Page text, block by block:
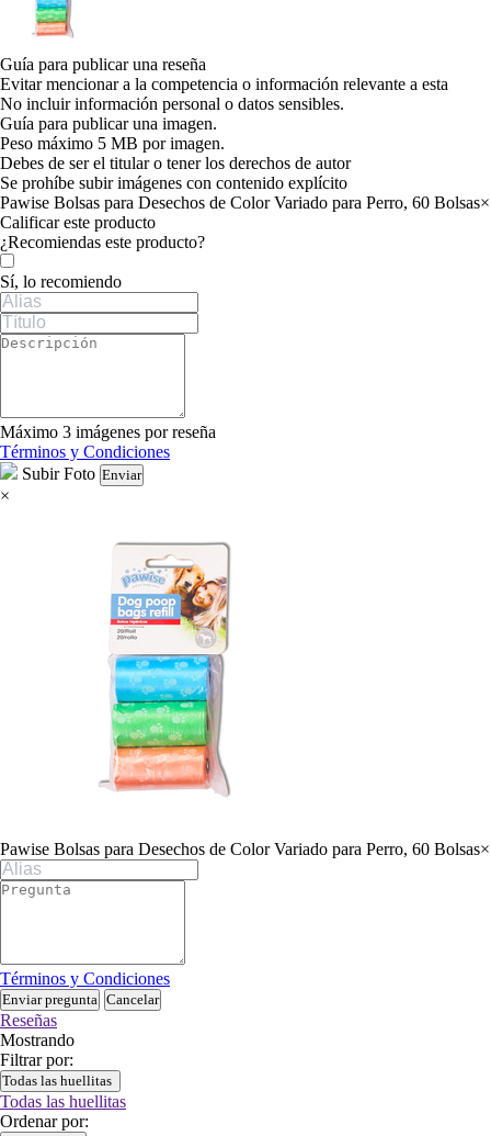
Guía para publicar una reseña
Evitar mencionar a la competencia o información relevante a esta
No incluir información personal o datos sensibles.
Guía para publicar una imagen.
Peso máximo 5 MB por imagen.
Debes de ser el titular o tener los derechos de autor
Se prohíbe subir imágenes con contenido explícito
Pawise Bolsas para Desechos de Color Variado para Perro, 60 Bolsas×
Calificar este producto
Tu valoración
¿Recomiendas este producto?
Sí, lo recomiendo
Máximo 3 imágenes por reseña
Términos y Condiciones
Subir Foto Enviar
×
Pawise Bolsas para Desechos de Color Variado para Perro, 60 Bolsas×
Términos y Condiciones
Enviar pregunta Cancelar
Reseñas
Mostrando
Filtrar por:
Todas las huellitas
Todas las huellitas
Ordenar por: